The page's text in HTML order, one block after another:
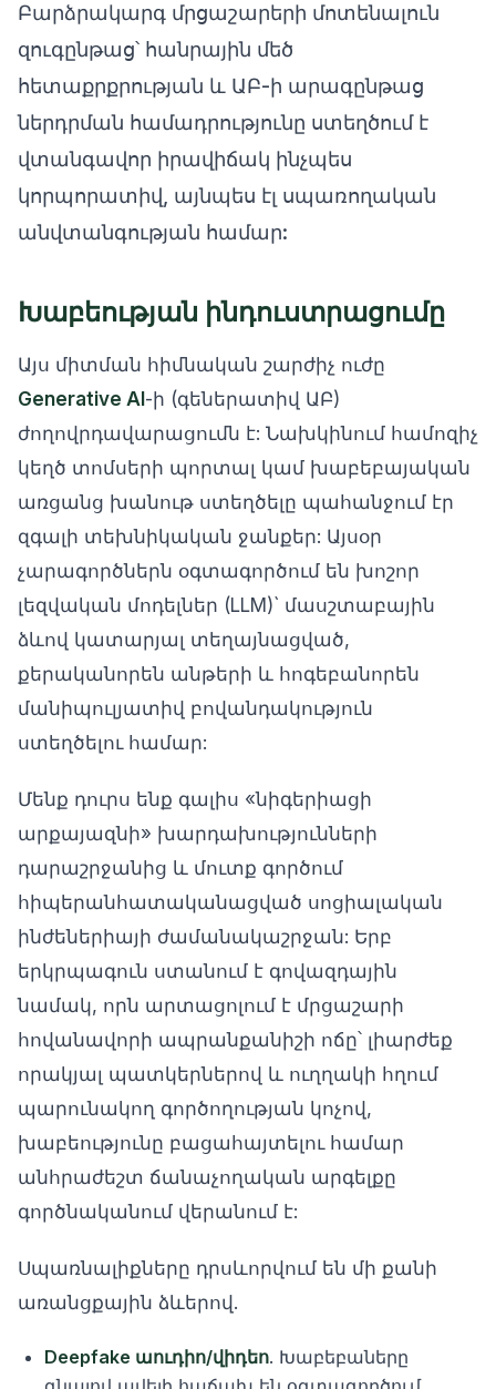
Բարձրակարգ մրցաշարերի մոտենալուն
զուգընթաց՝ հանրային մեծ
հետաքրքրության և ԱԲ-ի արագընթաց
ներդրման համադրությունը ստեղծում է
վտանգավոր իրավիճակ ինչպես
կորպորատիվ, այնպես էլ սպառողական
անվտանգության համար:
Խաբեության ինդուստրացումը
Այս միտման հիմնական շարժիչ ուժը
Generative AI -ի (գեներատիվ ԱԲ)
ժողովրդավարացումն է: Նախկինում համոզիչ
կեղծ տոմսերի պորտալ կամ խաբեբայական
առցանց խանութ ստեղծելը պահանջում էր
զգալի տեխնիկական ջանքեր: Այսօր
չարագործներն օգտագործում են խոշոր
լեզվական մոդելներ (LLM)` մասշտաբային
ձևով կատարյալ տեղայնացված,
քերականորեն անթերի և հոգեբանորեն
մանիպուլյատիվ բովանդակություն
ստեղծելու համար:
Մենք դուրս ենք գալիս «նիգերիացի
արքայազնի» խարդախությունների
դարաշրջանից և մուտք գործում
հիպերանհատականացված սոցիալական
ինժեներիայի ժամանակաշրջան: Երբ
երկրպագուն ստանում է գովազդային
նամակ, որն արտացոլում է մրցաշարի
հովանավորի ապրանքանիշի ոճը՝ լիարժեք
որակյալ պատկերներով և ուղղակի հղում
պարունակող գործողության կոչով,
խաբեությունը բացահայտելու համար
անհրաժեշտ ճանաչողական արգելքը
գործնականում վերանում է:
Սպառնալիքները դրսևորվում են մի քանի
առանցքային ձևերով.
Deepfake աուդիո/վիդեո. Խաբեբաները